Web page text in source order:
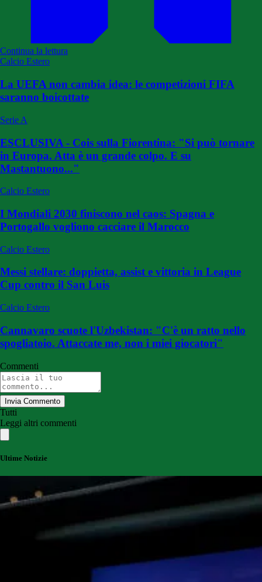
Continua la lettura
Calcio Estero
La UEFA non cambia idea: le competizioni FIFA
saranno boicottate
Serie A
ESCLUSIVA - Cois sulla Fiorentina: "Si può tornare
in Europa. Atta è un grande colpo. E su
Mastantuono..."
Calcio Estero
I Mondiali 2030 finiscono nel caos: Spagna e
Portogallo vogliono cacciare il Marocco
Calcio Estero
Messi stellare: doppietta, assist e vittoria in League
Cup contro il San Luis
Calcio Estero
Cannavaro scuote l'Uzbekistan: "C'è un ratto nello
spogliatoio. Attaccate me, non i miei giocatori"
Commenti
Invia Commento
Tutti
Leggi altri commenti
Ultime Notizie